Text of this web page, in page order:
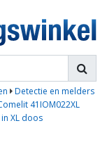
Detectie en melders
41IOM022XL
XL doos